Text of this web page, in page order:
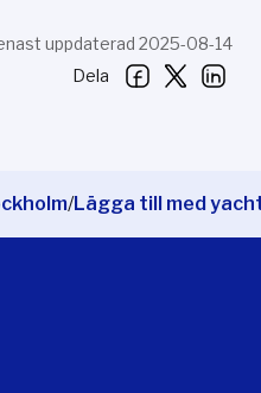
uppdaterad 2025-08-14
Dela
/Lägga till med